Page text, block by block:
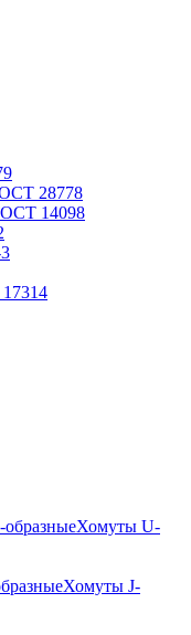
28778
14098
Хомуты U-
Хомуты J-